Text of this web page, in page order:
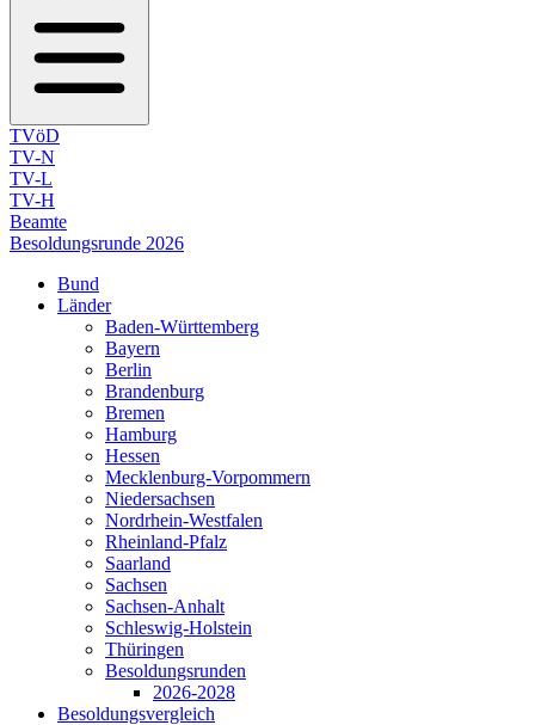
TVöD
TV-N
TV-L
TV-H
Beamte
Besoldungsrunde 2026
Bund
Länder
Baden-Württemberg
Bayern
Berlin
Brandenburg
Bremen
Hamburg
Hessen
Mecklenburg-Vorpommern
Niedersachsen
Nordrhein-Westfalen
Rheinland-Pfalz
Saarland
Sachsen
Sachsen-Anhalt
Schleswig-Holstein
Thüringen
Besoldungsrunden
2026-2028
Besoldungsvergleich